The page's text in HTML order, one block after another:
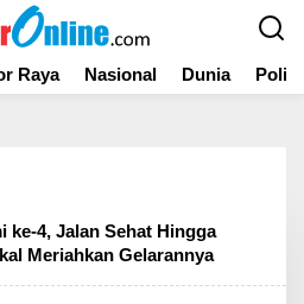
Raya Nasional Dunia
ke-4, Jalan Sehat Hingga
Meriahkan Gelarannya